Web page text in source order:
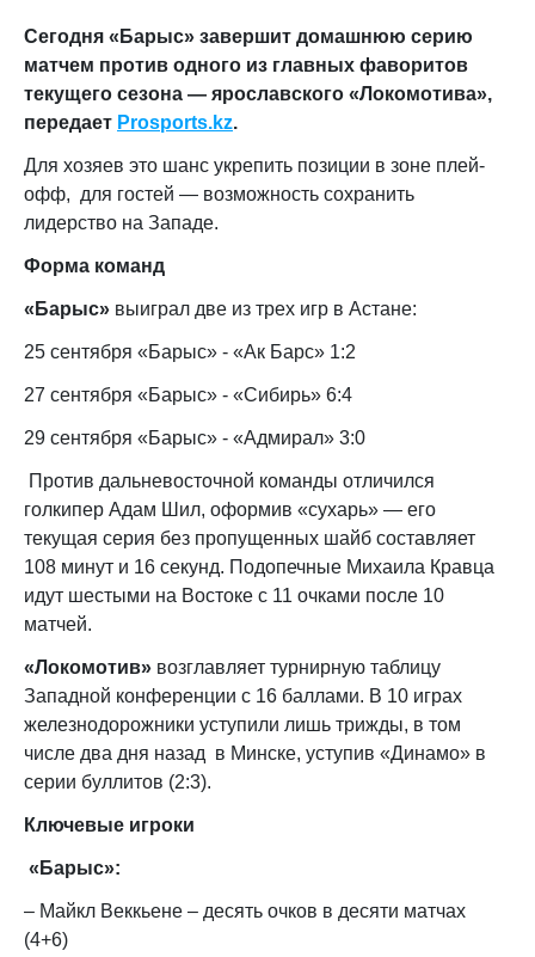
Сегодня «Барыс» завершит домашнюю серию
матчем против одного из главных фаворитов
текущего сезона — ярославского «Локомотива»,
передает Prosports.kz.
Для хозяев это шанс укрепить позиции в зоне плей-
офф, для гостей — возможность сохранить
лидерство на Западе.
Форма команд
«Барыс» выиграл две из трех игр в Астане:
25 сентября «Барыс» - «Ак Барс» 1:2
27 сентября «Барыс» - «Сибирь» 6:4
29 сентября «Барыс» - «Адмирал» 3:0
Против дальневосточной команды отличился
голкипер Адам Шил, оформив «сухарь» — его
текущая серия без пропущенных шайб составляет
108 минут и 16 секунд. Подопечные Михаила Кравца
идут шестыми на Востоке с 11 очками после 10
матчей.
«Локомотив» возглавляет турнирную таблицу
Западной конференции с 16 баллами. В 10 играх
железнодорожники уступили лишь трижды, в том
числе два дня назад в Минске, уступив «Динамо» в
серии буллитов (2:3).
Ключевые игроки
«Барыс»:
– Майкл Веккьене – десять очков в десяти матчах
(4+6)